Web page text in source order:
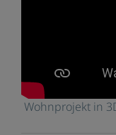
Wohnprojekt in